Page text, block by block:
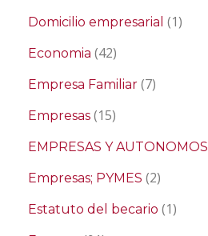
Domicilio empresarial (1)
Economia (42)
Empresa Familiar (7)
Empresas (15)
EMPRESAS Y AUTONOMOS
Empresas; PYMES (2)
Estatuto del becario (1)